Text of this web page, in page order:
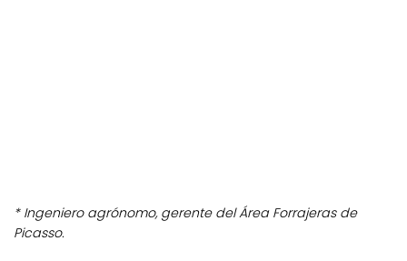
* Ingeniero agrónomo, gerente del Área Forrajeras de
Picasso.